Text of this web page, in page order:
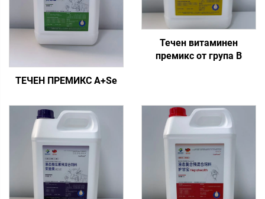
ТЕЧЕН ПРЕМИКС A+Se
Течен витаминен
премикс от група B